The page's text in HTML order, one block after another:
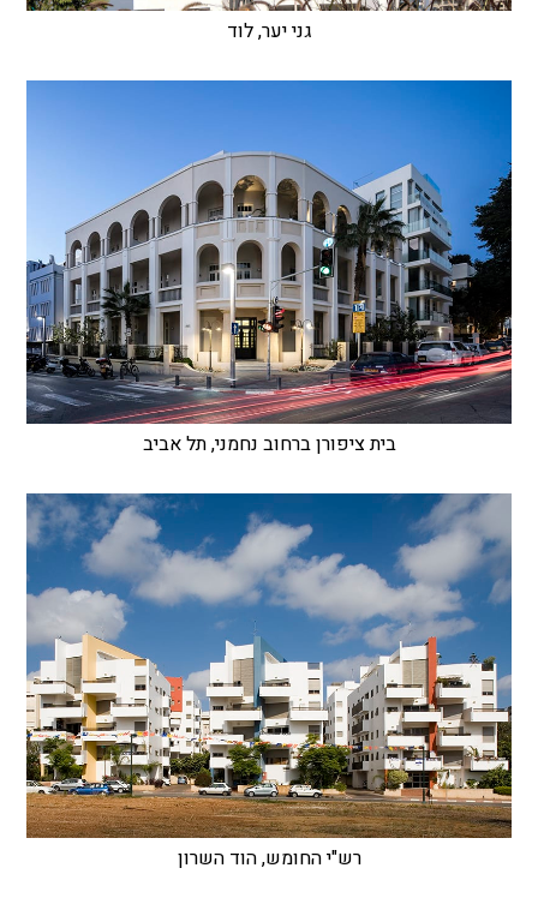
גני יער, לוד
בית ציפורן ברחוב נחמני, תל אביב
רש"י החומש, הוד השרון